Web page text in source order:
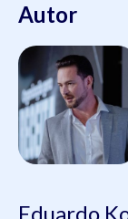
Autor
Eduardo